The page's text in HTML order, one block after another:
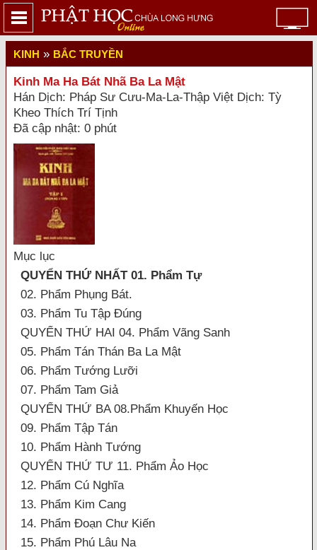
KINH » BẮC TRUYỀN
Kinh Ma Ha Bát Nhã Ba La Mật
Hán Dịch: Pháp Sư Cưu-Ma-La-Thập Việt Dịch: Tỳ
Kheo Thích Trí Tịnh
Đã cập nhật: 0 phút
Mục lục
QUYỂN THỨ NHẤT 01. Phẩm Tự
02. Phẩm Phụng Bát.
03. Phẩm Tu Tập Đúng
QUYỂN THỨ HAI 04. Phẩm Vãng Sanh
05. Phẩm Tán Thán Ba La Mật
06. Phẩm Tướng Lưỡi
07. Phẩm Tam Giả
QUYỂN THỨ BA 08.Phẩm Khuyến Học
09. Phẩm Tập Tán
10. Phẩm Hành Tướng
QUYỂN THỨ TƯ 11. Phẩm Ảo Học
12. Phẩm Cú Nghĩa
13. Phẩm Kim Cang
14. Phẩm Đoạn Chư Kiến
15. Phẩm Phú Lâu Na